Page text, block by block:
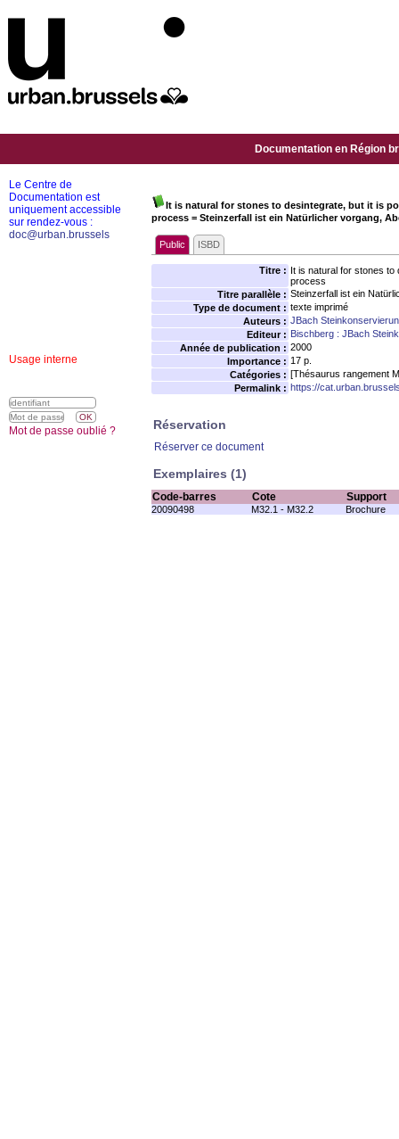
Documentation en Région
It is natural for stones to desintegrate, but it is
process = Steinzerfall ist ein Natürlicher vorgang,
Public ISBD
Titre : It is natural for stones to
process
Titre parallèle : Steinzerfall ist ein
Type de document : texte imprimé
Auteurs : JBach
Editeur : Bischberg : JBach
Année de publication : 2000
Importance : 17 p.
Catégories : [Thésaurus rangement
Permalink : https://
Réservation
Réserver ce document
Exemplaires (1)
Code-barres Cote Support
20090498 M32.1 - M32.2 Brochure
Le Centre de
Documentation est
uniquement accessible
sur rendez-vous :
doc@urban.brussels
Usage interne
Mot de passe oublié ?